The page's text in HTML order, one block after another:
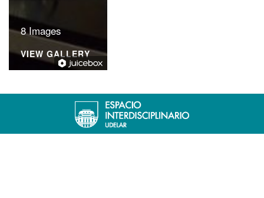
8 Images
VIEW GALLERY